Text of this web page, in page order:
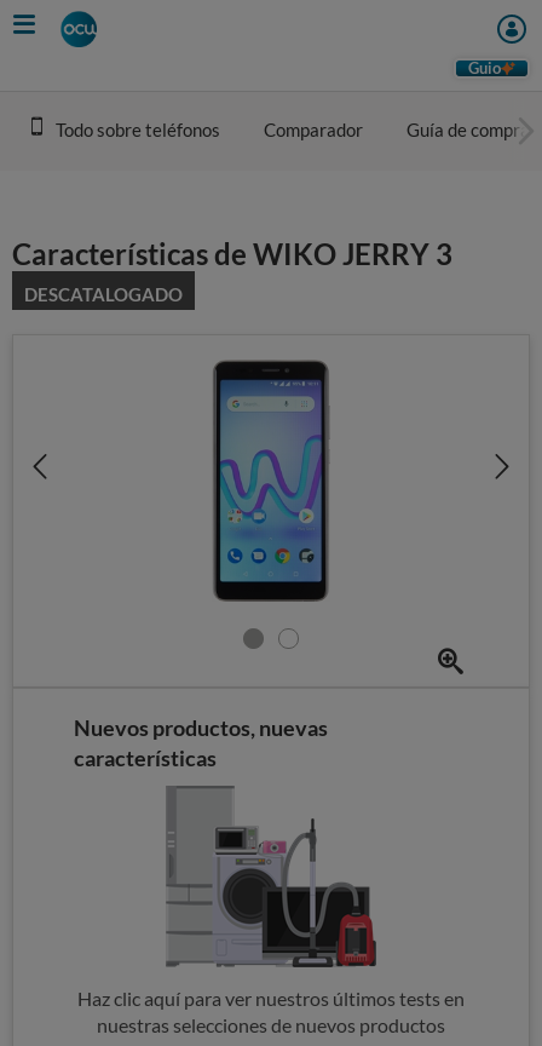
Skip
to
Guio
Todo sobre teléfonos Comparador Guía de compra
Características de WIKO JERRY 3
DESCATALOGADO
Nuevos productos, nuevas
características
Haz clic aquí para ver nuestros últimos tests en
nuestras selecciones de nuevos productos